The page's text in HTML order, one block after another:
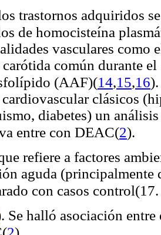
trastornos adquiridos
de homocisteína
vasculares como
carótida común durante
(AAF)(14,15,16)
clásicos
diabetes) un
entre con DEAC(2).
refiere a factores
aguda
con casos control(17.
. Se halló asociación